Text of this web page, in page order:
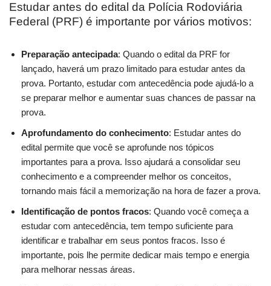
Estudar antes do edital da Polícia Rodoviária
Federal (PRF) é importante por vários motivos:
Preparação antecipada: Quando o edital da PRF for
lançado, haverá um prazo limitado para estudar antes da
prova. Portanto, estudar com antecedência pode ajudá-lo a
se preparar melhor e aumentar suas chances de passar na
prova.
Aprofundamento do conhecimento: Estudar antes do
edital permite que você se aprofunde nos tópicos
importantes para a prova. Isso ajudará a consolidar seu
conhecimento e a compreender melhor os conceitos,
tornando mais fácil a memorização na hora de fazer a prova.
Identificação de pontos fracos: Quando você começa a
estudar com antecedência, tem tempo suficiente para
identificar e trabalhar em seus pontos fracos. Isso é
importante, pois lhe permite dedicar mais tempo e energia
para melhorar nessas áreas.